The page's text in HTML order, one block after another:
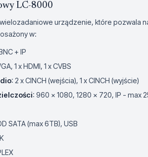
LC-8000
urządzenie, które pozwala
w:
+ IP
1 x HDMI, 1 x CVBS
: 2 x CINCH (wejścia), 1 x CINCH (wyjście)
: 960 x 1080, 1280 x 720, IP - max
SATA (max 6TB), USB